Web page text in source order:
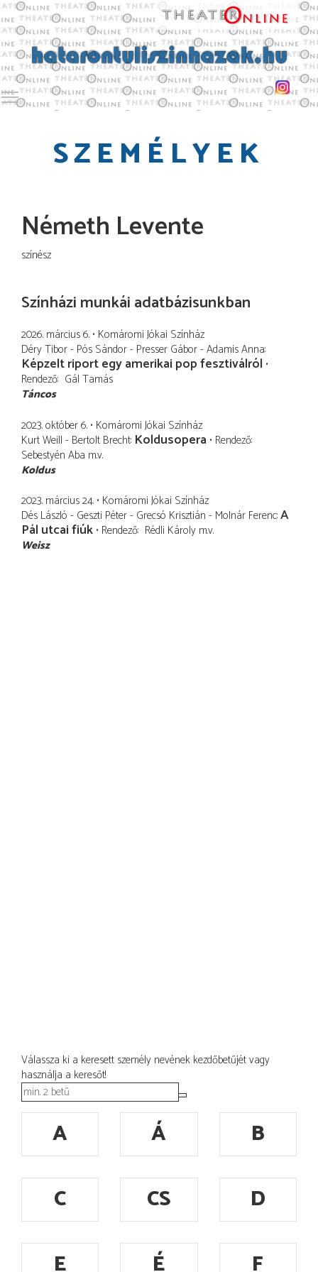
Toggle main menu visibility
SZEMÉLYEK
Németh Levente
színész
Színházi munkái adatbázisunkban
2026. március 6. Komáromi Jókai Színház
Déry Tibor - Pós Sándor - Presser Gábor - Adamis Anna
Képzelt riport egy amerikai pop fesztiválról
Rendező Gál Tamás
Táncos
2023. október 6. Komáromi Jókai Színház
Kurt Weill - Bertolt Brecht Koldusopera Rendező
Sebestyén Aba m.v.
Koldus
2023. március 24. Komáromi Jókai Színház
Dés László - Geszti Péter - Grecsó Krisztián - Molnár Ferenc A
Pál utcai fiúk Rendező Rédli Károly m.v.
Weisz
Válassza ki a keresett személy nevének kezdőbetűjét vagy
használja a keresőt!
A Á
B
C
CS
D
E
É F